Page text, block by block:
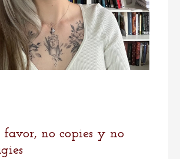
favor, no copies y no